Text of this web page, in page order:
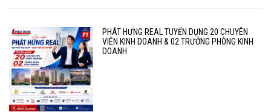
PHÁT HƯNG REAL TUYỂN DỤNG 20 CHUYÊN
VIÊN KINH DOANH & 02 TRƯỞNG PHÒNG KINH
DOANH